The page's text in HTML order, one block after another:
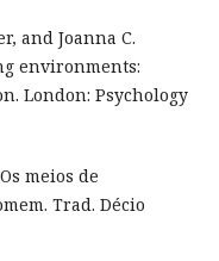
and Joanna C.
environments:
London: Psychology
meios de
Trad. Décio